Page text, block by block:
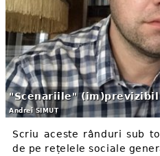
"Scenariile"
Andrei SIMUȚ
Scriu aceste rânduri sub
de pe rețelele sociale